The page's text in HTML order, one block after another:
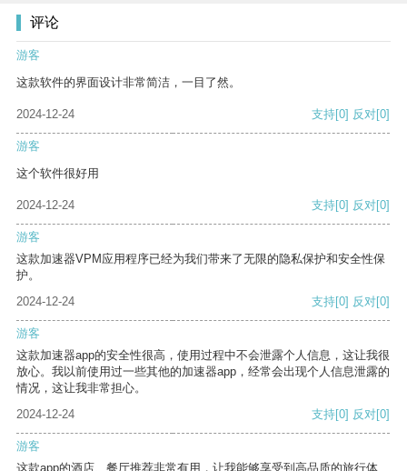
评论
游客
这款软件的界面设计非常简洁，一目了然。
2024-12-24 支持[0] 反对[0]
游客
这个软件很好用
2024-12-24 支持[0] 反对[0]
游客
这款加速器VPM应用程序已经为我们带来了无限的隐私保护和安全性保
护。
2024-12-24
支持[0] 反对[0]
游客
这款加速器app的安全性很高，使用过程中不会泄露个人信息，这让我很
放心。我以前使用过一些其他的加速器app，经常会出现个人信息泄露的
情况，这让我非常担心。
2024-12-24
支持[0] 反对[0]
游客
这款app的酒店、餐厅推荐非常有用，让我能够享受到高品质的旅行体